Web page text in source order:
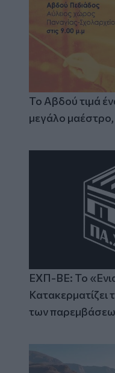
Το Αβδού τιμά
μεγάλο
ΕΧΠ-ΒΕ: Το
Κατακερματίζει
των